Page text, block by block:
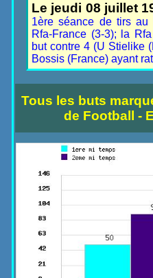
Le jeudi 08 juillet
1ère séance de tirs
Rfa-France (3-3); la
but contre 4 (U Stielike
Bossis (France) ayant
Tous les buts
de Football -